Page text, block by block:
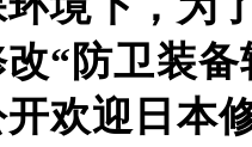
“防卫装
欢迎日本